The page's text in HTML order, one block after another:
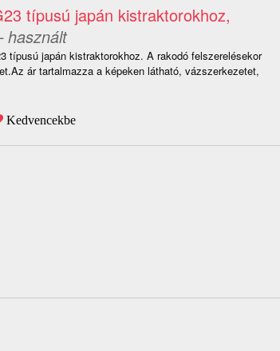
típusú japán kistraktorokhoz,
használt
típusú japán kistraktorokhoz. A rakodó felszerelésekor
ár tartalmazza a képeken látható, vázszerkezetet,
Kedvencekbe